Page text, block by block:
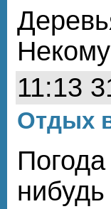
11:13
Отдых